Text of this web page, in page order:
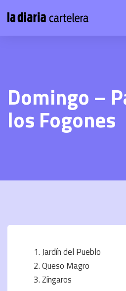
Domingo –
los Fogones
Jardín del Pueblo
Queso Magro
Zíngaros